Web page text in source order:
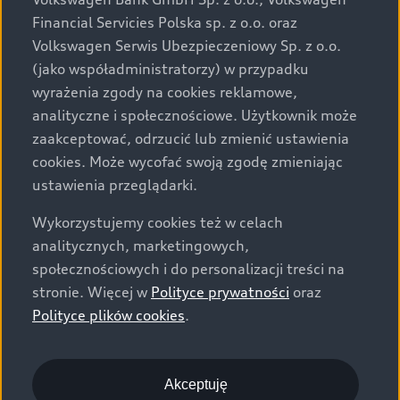
za dopłatą. Wiążące ustalenie ceny, wyposażenia i
specyfikacji pojazdu następują w umowie sprzedaży, a
określenie parametrów technicznych zawiera
świadectwo homologacji typu pojazdu. Zastrzegamy
sobie prawo do zmian i pomyłek. Wszelkie informacje
prezentowane na stronie są aktualne na dzień ich
zamieszczania. W celu uzyskania najnowszych
informacji prosimy kontaktować się z Partnerem Marki
Audi.
Wszystkie produkowane obecnie samochody marki Audi
są wykonywane z materiałów spełniających pod
względem możliwości odzysku i recyklingu wymagania
określone w normie ISO 22628 i są zgodne z
europejskimi świadectwami homologacji wydanymi wg
o.o. podlega obowiązkowi zapewnienia wszystkim
użytkownikom samochodów marki Volkswagen sieci
Financial Servicies Polska sp. z o.o. oraz
Volkswagen Serwis Ubezpieczeniowy Sp. z o.o.
(jako współadministratorzy) w przypadku
wyrażenia zgody na cookies reklamowe,
analityczne i społecznościowe. Użytkownik może
zaakceptować, odrzucić lub zmienić ustawienia
cookies. Może wycofać swoją zgodę zmieniając
ustawienia przeglądarki.
Wykorzystujemy cookies też w celach
analitycznych, marketingowych,
społecznościowych i do personalizacji treści na
stronie. Więcej w Polityce prywatności oraz
Polityce plików cookies.
Akceptuję